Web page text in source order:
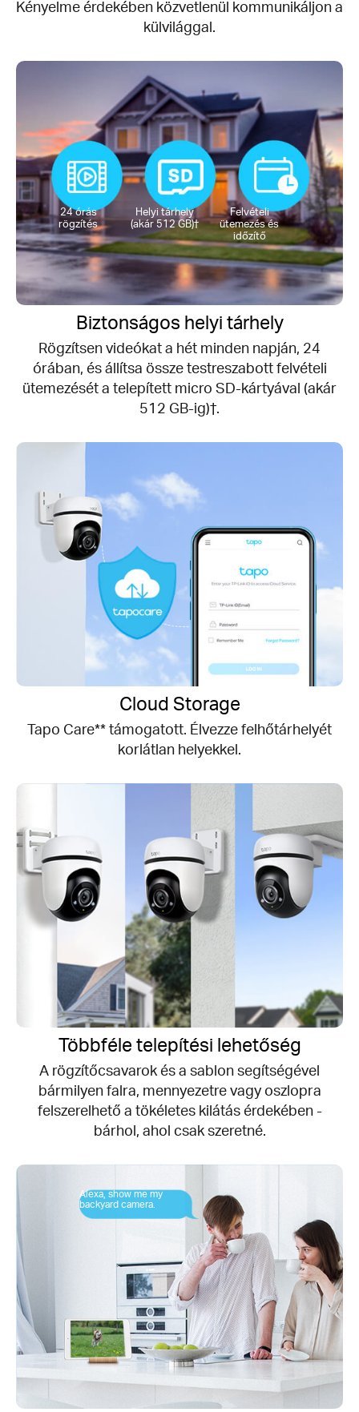
Kényelme érdekében közvetlenül kommunikáljon a
külvilággal.
24 órás
rögzítés
Helyi tárhely
(akár 512 GB)†
Felvételi
ütemezés és
időzítő
Biztonságos helyi tárhely
Rögzítsen videókat a hét minden napján, 24
órában, és állítsa össze testreszabott felvételi
ütemezését a telepített micro SD-kártyával (akár
512 GB-ig)†.
Cloud Storage
Tapo Care** támogatott. Élvezze felhőtárhelyét
korlátlan helyekkel.
Többféle telepítési lehetőség
A rögzítőcsavarok és a sablon segítségével
bármilyen falra, mennyezetre vagy oszlopra
felszerelhető a tökéletes kilátás érdekében -
bárhol, ahol csak szeretné.
Alexa, show me my
backyard camera.